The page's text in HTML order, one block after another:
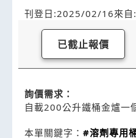
刊登日:2025/02/16來
已截止報價
詢價需求：
自載200公升鐵桶金爐一
本單關鍵字： #溶劑專用